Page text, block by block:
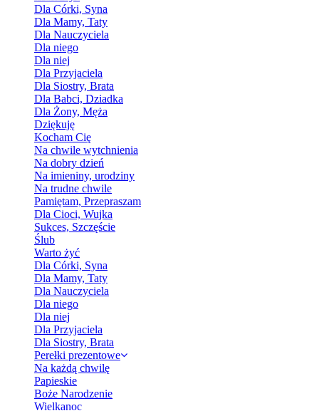
Dla Córki, Syna
Dla Mamy, Taty
Dla Nauczyciela
Dla niego
Dla niej
Dla Przyjaciela
Dla Siostry, Brata
Dla Babci, Dziadka
Dla Żony, Męża
Dziękuję
Kocham Cię
Na chwile wytchnienia
Na dobry dzień
Na imieniny, urodziny
Na trudne chwile
Pamiętam, Przepraszam
Dla Cioci, Wujka
Sukces, Szczęście
Ślub
Warto żyć
Dla Córki, Syna
Dla Mamy, Taty
Dla Nauczyciela
Dla niego
Dla niej
Dla Przyjaciela
Dla Siostry, Brata
Perełki prezentowe
Na każdą chwilę
Papieskie
Boże Narodzenie
Wielkanoc